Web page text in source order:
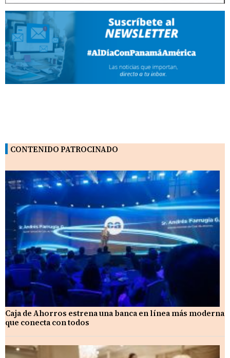
CONTENIDO PATROCINADO
Caja de Ahorros estrena una banca en línea más moderna
que conecta con todos